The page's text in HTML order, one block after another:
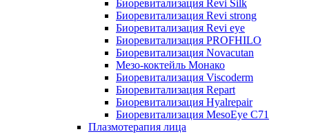
Биоревитализация Revi Silk
Биоревитализация Revi strong
Биоревитализация Revi eye
Биоревитализация PROFHILO
Биоревитализация Novacutan
Мезо-коктейль Монако
Биоревитализация Viscoderm
Биоревитализация Repart
Биоревитализация Hyalrepair
Биоревитализация MesoEye C71
Плазмотерапия лица